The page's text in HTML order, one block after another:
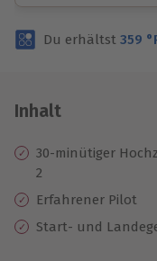
Volle Flexibilität
3 Jahre gültig &
Du erhältst 359
Inhalt
30-minütiger
2
Erfahrener Pilot
Start- und